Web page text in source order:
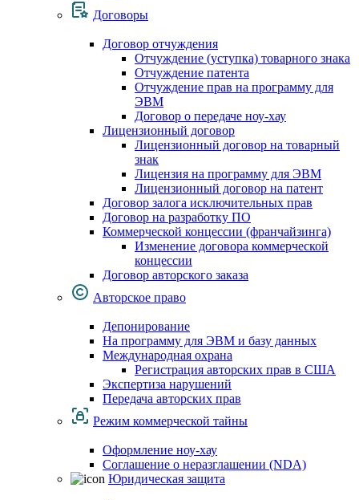
Договоры
Договор отчуждения
Отчуждение (уступка) товарного знака
Отчуждение патента
Отчуждение прав на программу для
ЭВМ
Договор о передаче ноу-хау
Лицензионный договор
Лицензионный договор на товарный
знак
Лицензия на программу для ЭВМ
Лицензионный договор на патент
Договор залога исключительных прав
Договор на разработку ПО
Коммерческой концессии (франчайзинга)
Изменение договора коммерческой
концессии
Договор авторского заказа
Авторское право
Депонирование
На программу для ЭВМ и базу данных
Международная охрана
Регистрация авторских прав в США
Экспертиза нарушений
Передача авторских прав
Режим коммерческой тайны
Оформление ноу-хау
Соглашение о неразглашении (NDA)
Юридическая защита